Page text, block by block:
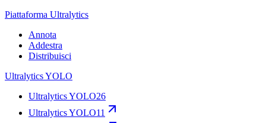
Piattaforma Ultralytics
Annota
Addestra
Distribuisci
Ultralytics YOLO
Ultralytics YOLO26
Ultralytics YOLO11